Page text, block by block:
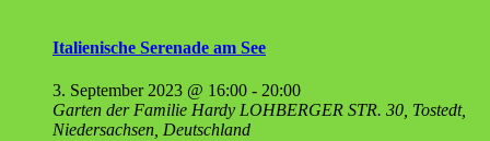
Ita­lie­ni­sche Sere­na­de am See
3. September 2023 @ 16:00 - 20:00
Garten der Familie Hardy LOHBERGER STR. 30, Tostedt,
Niedersachsen, Deutschland